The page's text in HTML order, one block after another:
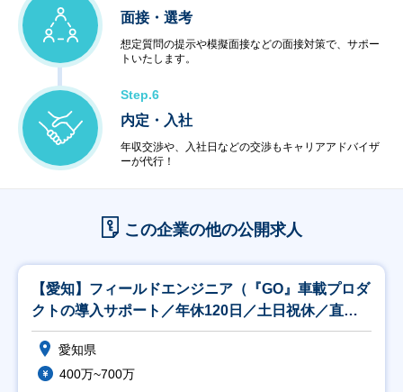
面接・選考
想定質問の提示や模擬面接などの面接対策で、サポー
トいたします。
Step.6
内定・入社
年収交渉や、入社日などの交渉もキャリアアドバイザ
ーが代行！
この企業の他の公開求人
【愛知】フィールドエンジニア（『GO』車載プロダ
クトの導入サポート／年休120日／土日祝休／直行
直帰
愛知県
400万~700万